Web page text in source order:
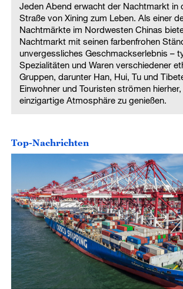
Jeden Abend erwacht der Nachtmarkt in
Straße von Xining zum Leben. Als einer
Nachtmärkte im Nordwesten Chinas
Nachtmarkt mit seinen farbenfrohen
unvergessliches Geschmackserlebnis –
Spezialitäten und Waren verschiedener
Gruppen, darunter Han, Hui, Tu und
Einwohner und Touristen strömen
einzigartige Atmosphäre zu genießen.
Top-Nachrichten